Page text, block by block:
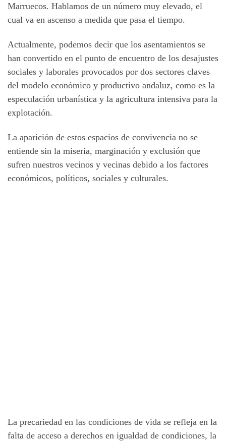
Marruecos. Hablamos de un número muy elevado, el
cual va en ascenso a medida que pasa el tiempo.
Actualmente, podemos decir que los asentamientos se
han convertido en el punto de encuentro de los desajustes
sociales y laborales provocados por dos sectores claves
del modelo económico y productivo andaluz, como es la
especulación urbanística y la agricultura intensiva para la
explotación.
La aparición de estos espacios de convivencia no se
entiende sin la miseria, marginación y exclusión que
sufren nuestros vecinos y vecinas debido a los factores
económicos, políticos, sociales y culturales.
La precariedad en las condiciones de vida se refleja en la
falta de acceso a derechos en igualdad de condiciones, la